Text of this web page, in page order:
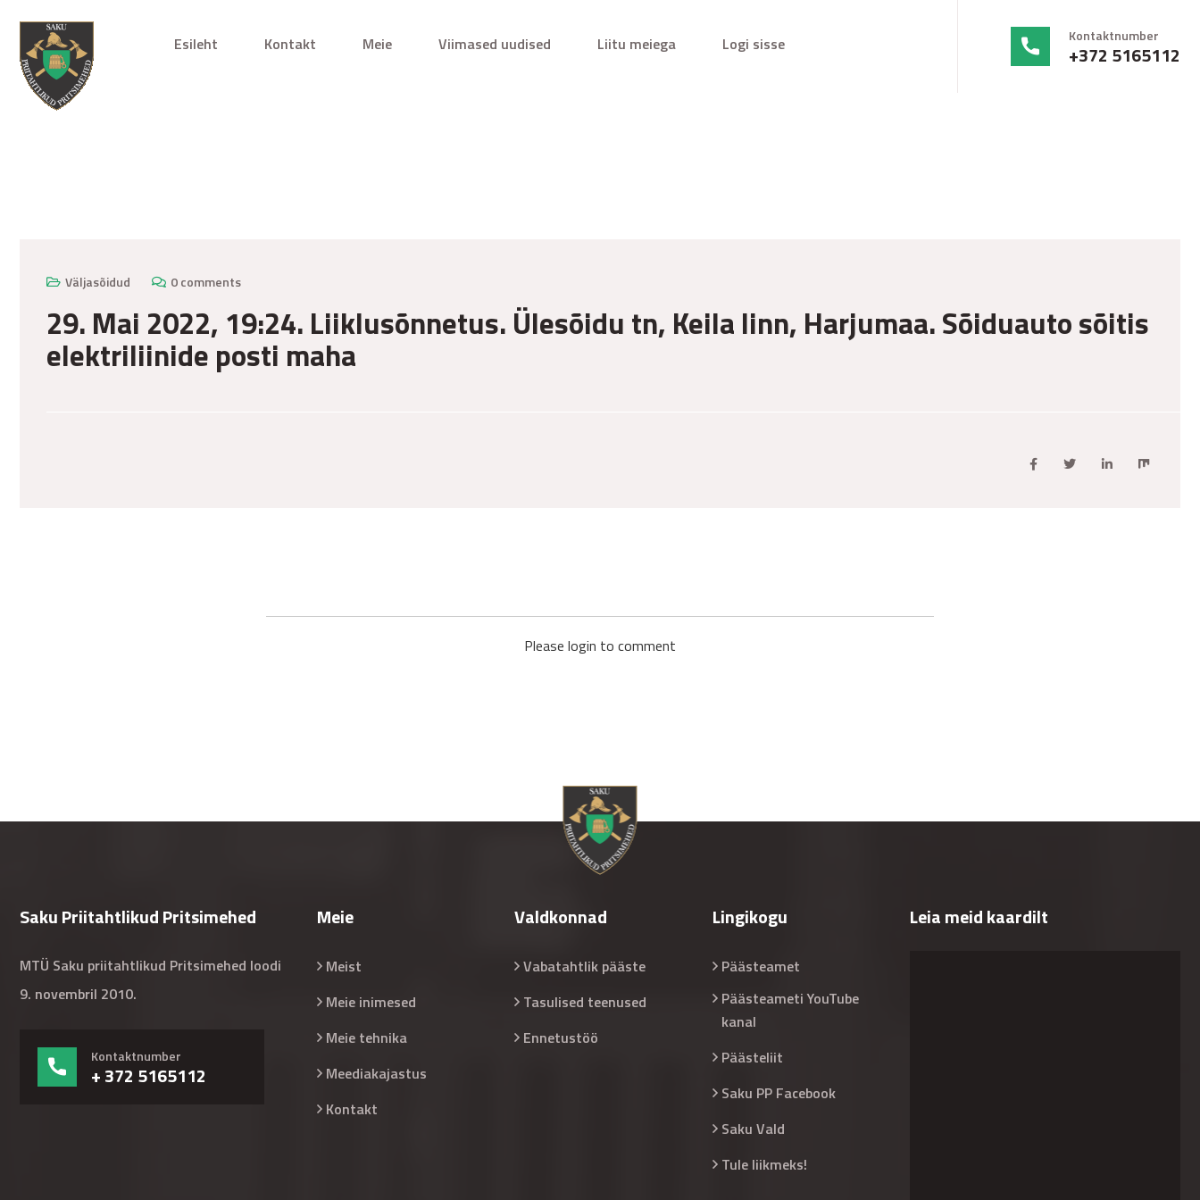
Esileht Kontakt Meie Viimased uudised Liitu meiega Logi sisse Kontaktnumber
+372 5165112
Väljasõidud
0 comments
29. Mai 2022, 19:24. Liiklusõnnetus. Ülesõidu tn, Keila linn, Harjumaa. Sõiduauto sõitis
elektriliinide posti maha
Please login to comment
Saku Priitahtlikud Pritsimehed
MTÜ Saku priitahtlikud Pritsimehed loodi
9. novembril 2010.
Kontaktnumber
+ 372 5165112
Meie
Meist
Meie inimesed
Meie tehnika
Meediakajastus
Kontakt
Valdkonnad
Vabatahtlik pääste
Tasulised teenused
Ennetustöö
Lingikogu
Päästeamet
Päästeameti YouTube
kanal
Päästeliit
Saku PP Facebook
Saku Vald
Tule liikmeks!
Leia meid kaardilt